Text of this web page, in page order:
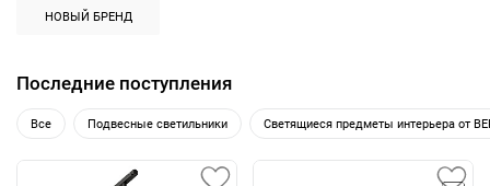
НОВЫЙ БРЕНД
Последние поступления
Все Подвесные светильники Светящиеся предметы интерьера от